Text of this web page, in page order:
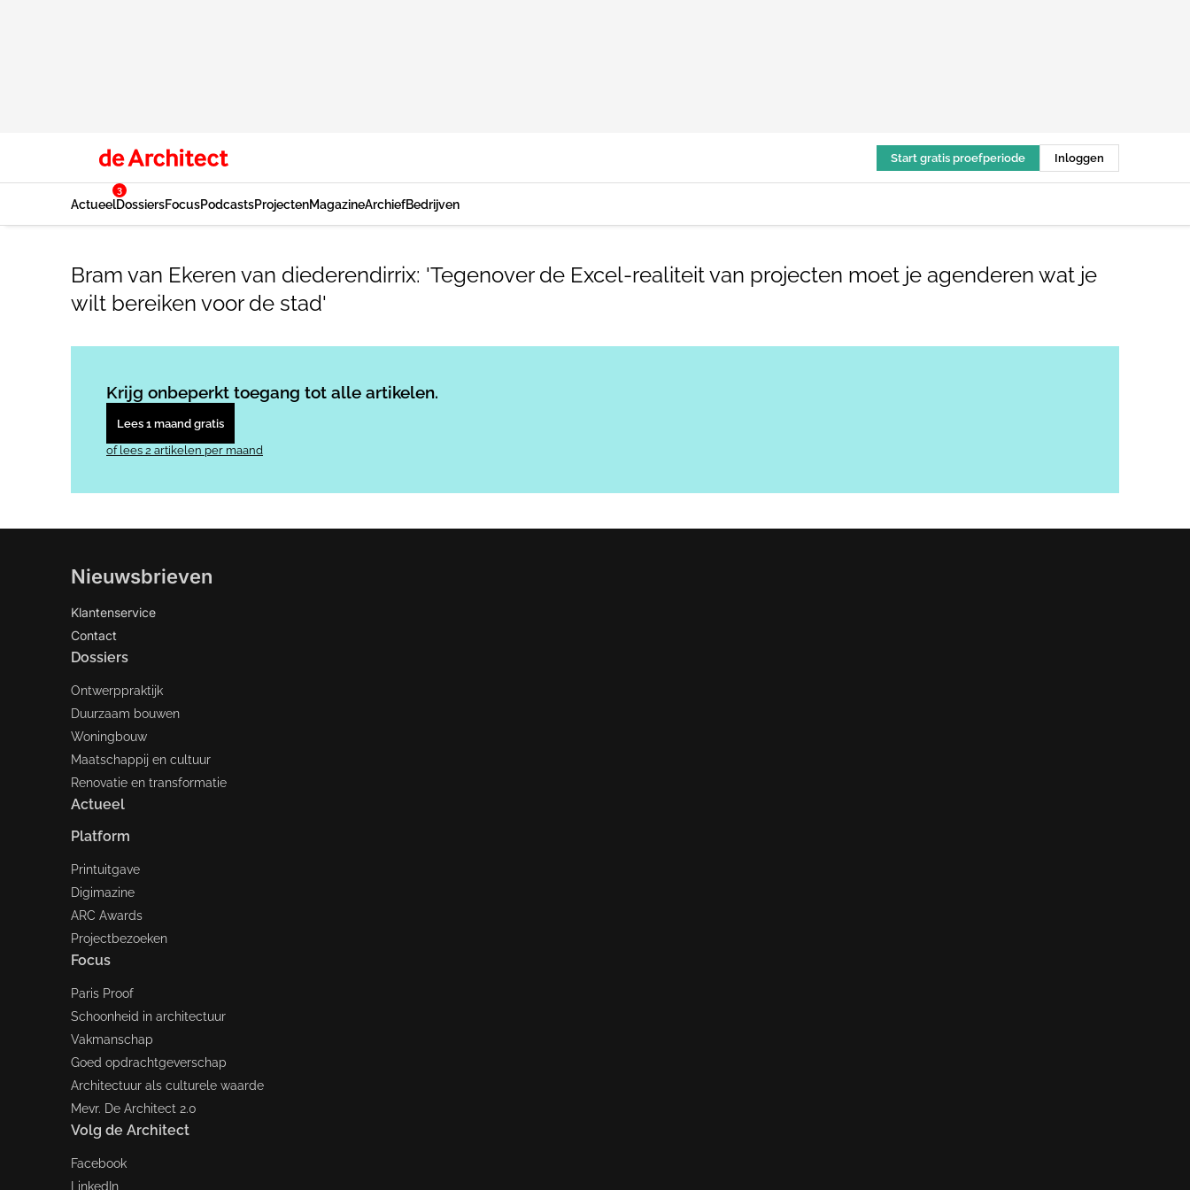
Start gratis proefperiode Inloggen
Actueel
3
DossiersFocusPodcastsProjectenMagazineArchiefBedrijven
Bram van Ekeren van diederendirrix: 'Tegenover de Excel-realiteit van projecten moet je agenderen wat je
wilt bereiken voor de stad'
Krijg onbeperkt toegang tot alle artikelen.
Lees 1 maand gratis
of lees 2 artikelen per maand
Nieuwsbrieven
Klantenservice
Contact
Dossiers
Ontwerppraktijk
Duurzaam bouwen
Woningbouw
Maatschappij en cultuur
Renovatie en transformatie
Actueel
Platform
Printuitgave
Digimazine
ARC Awards
Projectbezoeken
Focus
Paris Proof
Schoonheid in architectuur
Vakmanschap
Goed opdrachtgeverschap
Architectuur als culturele waarde
Mevr. De Architect 2.0
Volg de Architect
Facebook
LinkedIn